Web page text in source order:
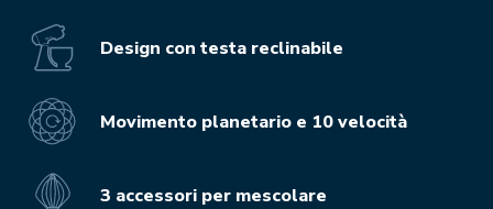
Design con testa reclinabile
Movimento planetario e 10 velocità
3 accessori per mescolare